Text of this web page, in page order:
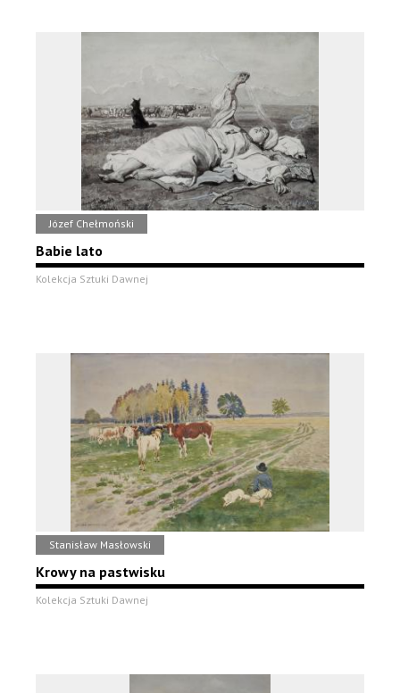
Józef Chełmoński
Babie lato
Kolekcja Sztuki Dawnej
Stanisław Masłowski
Krowy na pastwisku
Kolekcja Sztuki Dawnej